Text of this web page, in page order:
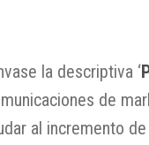
la descriptiva ‘
de
al incremento